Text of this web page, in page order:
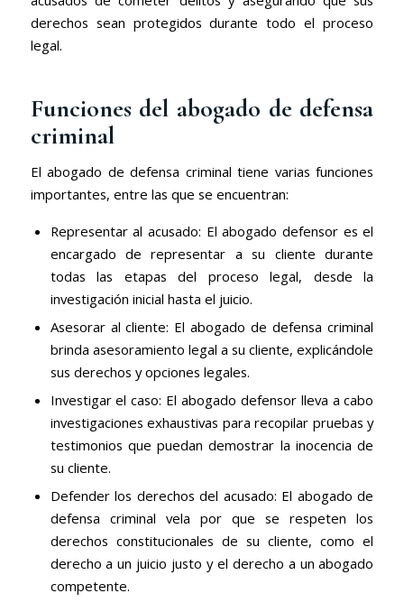
derechos sean protegidos durante todo el proceso
legal.
Funciones del abogado de defensa
criminal
El abogado de defensa criminal tiene varias funciones
importantes, entre las que se encuentran:
Representar al acusado: El abogado defensor es el
encargado de representar a su cliente durante
todas las etapas del proceso legal, desde la
investigación inicial hasta el juicio.
Asesorar al cliente: El abogado de defensa criminal
brinda asesoramiento legal a su cliente, explicándole
sus derechos y opciones legales.
Investigar el caso: El abogado defensor lleva a cabo
investigaciones exhaustivas para recopilar pruebas y
testimonios que puedan demostrar la inocencia de
su cliente.
Defender los derechos del acusado: El abogado de
defensa criminal vela por que se respeten los
derechos constitucionales de su cliente, como el
derecho a un juicio justo y el derecho a un abogado
competente.